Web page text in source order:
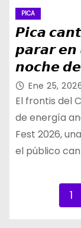
PICA
𝙋𝙞𝙘𝙖
𝙥𝙖𝙧𝙖𝙧 𝙚𝙣
𝙣𝙤𝙘𝙝𝙚
Ene 25,
El frontis del
de energía
Fest 2026,
el público
1